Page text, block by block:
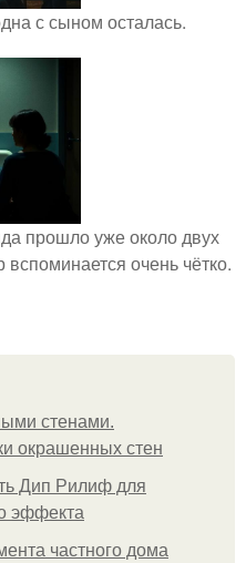
с сыном осталась.
прошло уже около двух
вспоминается очень чётко.
стенами.
окрашенных стен
Дип Рилиф для
эффекта
частного дома